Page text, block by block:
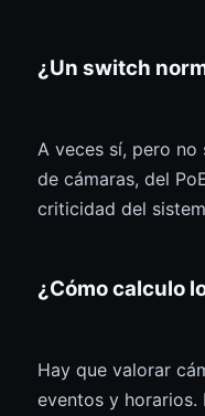
¿Un switch
A veces sí, pero no
de cámaras, del
criticidad del
¿Cómo calculo
Hay que valorar
eventos y